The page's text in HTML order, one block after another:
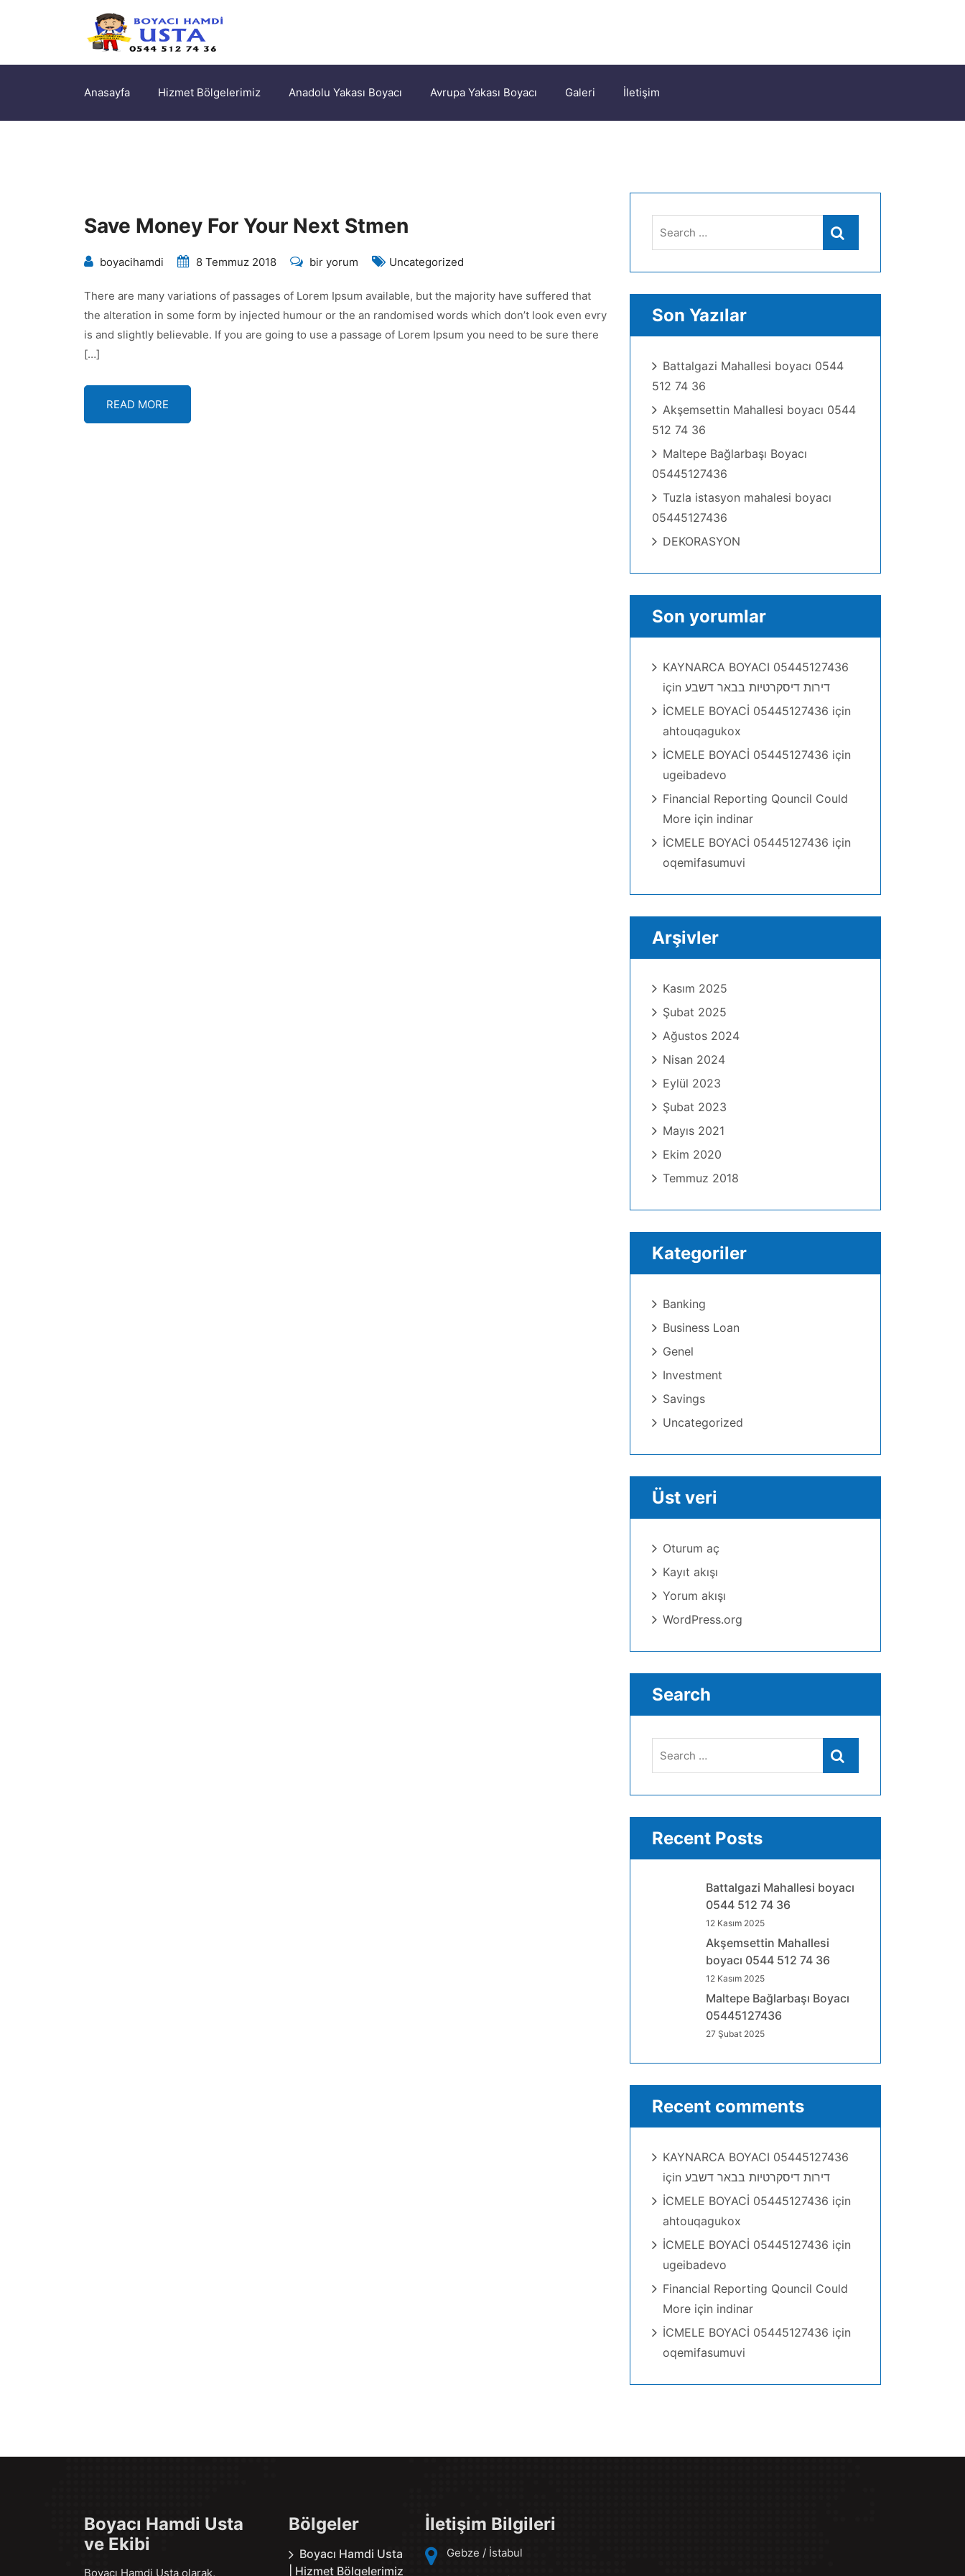
Anasayfa Hizmet Bölgelerimiz Anadolu Yakası Boyacı Avrupa Yakası Boyacı Galeri İletişim
Save Money For Your Next Stmen
boyacihamdi 8 Temmuz 2018
Save
For
Your
Next
bir yorum Uncategorized
There are many variations of passages of Lorem Ipsum available, but the majority have suffered that
the alteration in some form by injected humour or the an randomised words which don’t look even evry
is and slightly believable. If you are going to use a passage of Lorem Ipsum you need to be sure there
[…]
READ MORE
Search
Son Yazılar
Battalgazi Mahallesi boyacı 0544
512 74 36
Akşemsettin Mahallesi boyacı 0544
512 74 36
Maltepe Bağlarbaşı Boyacı
05445127436
Tuzla istasyon mahalesi boyacı
05445127436
DEKORASYON
Son yorumlar
KAYNARCA BOYACI 05445127436
için דירות דיסקרטיות בבאר דשבע
İCMELE BOYACİ 05445127436 için
ahtouqagukox
İCMELE BOYACİ 05445127436 için
ugeibadevo
Financial Reporting Qouncil Could
More için indinar
İCMELE BOYACİ 05445127436 için
oqemifasumuvi
Arşivler
Kasım 2025
Şubat 2025
Ağustos 2024
Nisan 2024
Eylül 2023
Şubat 2023
Mayıs 2021
Ekim 2020
Temmuz 2018
Kategoriler
Banking
Business Loan
Genel
Investment
Savings
Uncategorized
Üst veri
Oturum aç
Kayıt akışı
Yorum akışı
WordPress.org
Search
Search
Recent Posts
Battalgazi Mahallesi boyacı
0544 512 74 36
12 Kasım 2025
Akşemsettin Mahallesi
boyacı 0544 512 74 36
12 Kasım 2025
Maltepe Bağlarbaşı Boyacı
05445127436
27 Şubat 2025
Recent comments
KAYNARCA BOYACI 05445127436
için דירות דיסקרטיות בבאר דשבע
İCMELE BOYACİ 05445127436 için
ahtouqagukox
İCMELE BOYACİ 05445127436 için
ugeibadevo
Financial Reporting Qouncil Could
More için indinar
İCMELE BOYACİ 05445127436 için
oqemifasumuvi
Boyacı Hamdi Usta
ve Ekibi
Boyacı Hamdi Usta olarak,
Bölgeler
Boyacı Hamdi Usta
| Hizmet Bölgelerimiz
İletişim Bilgileri
Gebze / İstabul